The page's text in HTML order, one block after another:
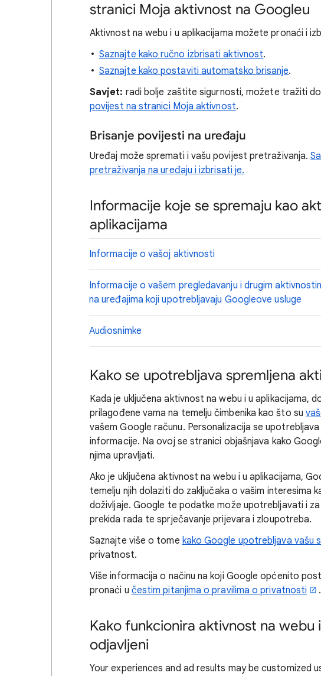
stranici Moja aktivnost na Googleu
Aktivnost na webu i u aplikacijama možete pronaći i
Saznajte kako ručno izbrisati aktivnost.
Saznajte kako postaviti automatsko brisanje.
Savjet: radi bolje zaštite sigurnosti, možete tražiti
povijest na stranici Moja aktivnost.
Brisanje povijesti na uređaju
Uređaj može spremati i vašu povijest pretraživanja.
pretraživanja na uređaju i izbrisati je.
Informacije koje se spremaju kao
aplikacijama
Informacije o vašoj aktivnosti
Informacije o vašem pregledavanju i drugim
na uređajima koji upotrebljavaju Googleove usluge
Audiosnimke
Kako se upotrebljava spremljena
Kada je uključena aktivnost na webu i u
prilagođene vama na temelju čimbenika kao što su
vašem Google računu. Personalizacija se
informacije. Na ovoj se stranici objašnjava kako
njima upravljati.
Ako je uključena aktivnost na webu i u aplikacijama,
temelju njih dolaziti do zaključaka o vašim interesima
doživljaje. Google te podatke može upotrebljavati i
prekida rada te sprječavanje prijevara i zloupotreba.
Saznajte više o tome kako Google upotrebljava vašu
privatnost.
Više informacija o načinu na koji Google općenito
pronaći u čestim pitanjima o pravilima o privatnosti .
Kako funkcionira aktivnost na webu
odjavljeni
Your experiences and ad results may be customized